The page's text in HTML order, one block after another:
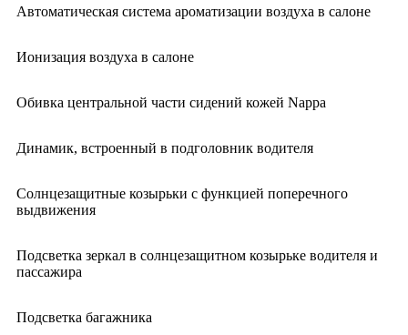
Автоматическая система ароматизации воздуха в салоне
Ионизация воздуха в салоне
Обивка центральной части сидений кожей Nappa
Динамик, встроенный в подголовник водителя
Солнцезащитные козырьки с функцией поперечного
выдвижения
Подсветка зеркал в солнцезащитном козырьке водителя и
пассажира
Подсветка багажника